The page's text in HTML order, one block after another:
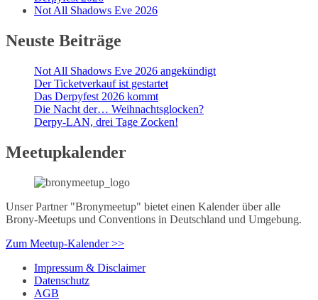
Not All Shadows Eve 2026
Neuste Beiträge
Not All Shadows Eve 2026 angekündigt
Der Ticketverkauf ist gestartet
Das Derpyfest 2026 kommt
Die Nacht der… Weihnachtsglocken?
Derpy-LAN, drei Tage Zocken!
Meetupkalender
Unser Partner "Bronymeetup" bietet einen Kalender über alle
Brony-Meetups und Conventions in Deutschland und Umgebung.
Zum Meetup-Kalender >>
Impressum & Disclaimer
Datenschutz
AGB